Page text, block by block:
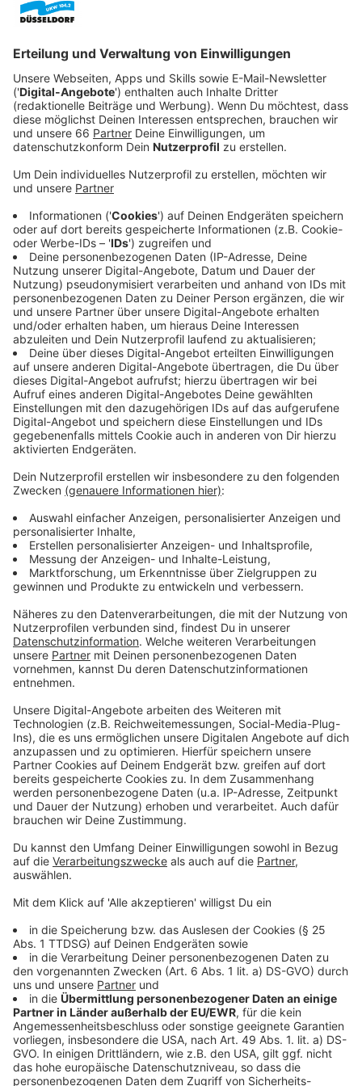
Anzeige
Der Club liegt in einem multikulturellen Viertel. Udo
kämpft darum, den Club offen zu halten, die eigene
Club-Band nach vorne zu bringen und sich mit seiner
Vergangenheit zu arrangieren. Als er herausfindet, dass
sein Partner in fragwürdige Geschäftspraktiken
verwickelt ist, gerät die Situation allerdings außer
Kontrolle. Und dann kommt auch noch seine Tochter
zu Besuch...
Streaming-Dienst: Netflix
Anzeige
Wir benötigen Ihre
Zustimmung, um den YouTube
Video-Service zu laden!
Wir verwenden einen Service eines
einzubetten. Dieser Service kann
Daten zu Ihren Aktivitäten
sammeln. Bitte lesen Sie die
Details durch und stimmen Sie der
Video anzusehen.
Mehr Informationen
powered byUsercentrics Consent
Management Platform
Kann sich Elliot Udo eine neue musikalische Heimat in
Paris aufbauen? Sein Klub ist dabei Chance und Risiko
zu gleich.
Anzeige
© Copyright: Netflix
Als seiner Tochter aufkreuzt, wird die Lage für Elliot
noch schwieriger.
Anzeige
©Copyright: Netflix
So schön Paris auch ist, so schwierig ist es dort, einen
Jazz-Club erfolgreich zu betreiben. Vor allem, wenn
der eigene Geschäftspartner sein eigenes Spiel spielt.
Anzeige